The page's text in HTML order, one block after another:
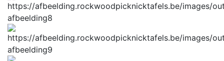
afbeelding8
afbeelding9